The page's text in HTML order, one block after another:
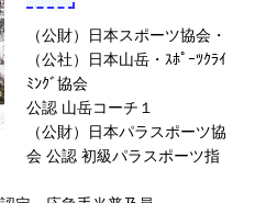
（公財）日本スポーツ協会・
（公社）日本山岳・ｽﾎﾟｰﾂｸﾗｲ
ﾐﾝｸﾞ協会
公認 山岳コーチ１
（公財）日本パラスポーツ協
会 公認 初級パラスポーツ指